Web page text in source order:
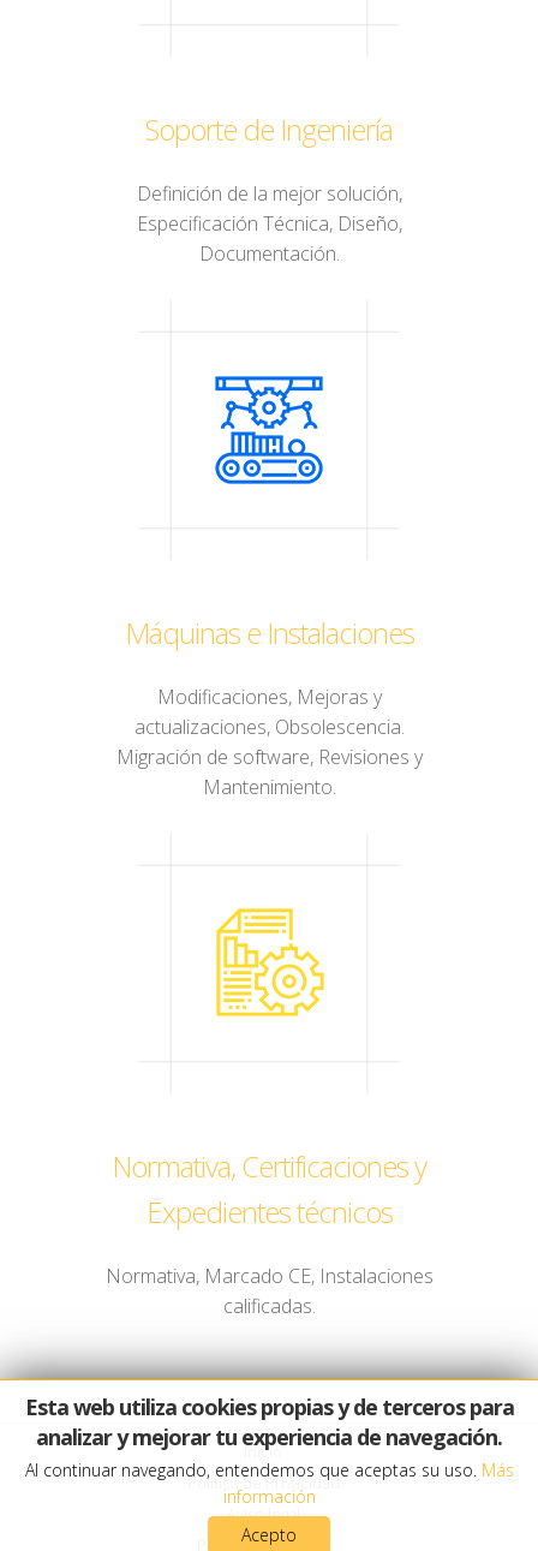
Soporte de Ingeniería
Definición de la mejor solución,
Especificación Técnica, Diseño,
Documentación.
Máquinas e Instalaciones
Modificaciones, Mejoras y
actualizaciones, Obsolescencia.
Migración de software, Revisiones y
Mantenimiento.
Normativa, Certificaciones y
Expedientes técnicos
Normativa, Marcado CE, Instalaciones
calificadas.
Esta web utiliza cookies propias y de terceros para
analizar y mejorar tu experiencia de navegación.
Al continuar navegando, entendemos que aceptas su uso. Más
información
Acepto
Inicio
Política de Privacidad
Aviso legal
Política de cookies